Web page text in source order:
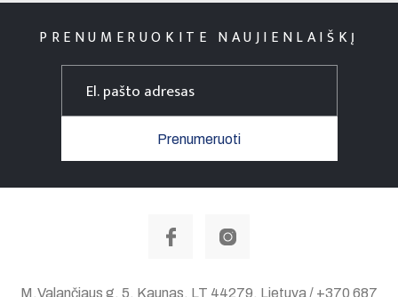
PRENUMERUOKITE NAUJIENLAIŠKĮ
Prenumeruoti
M.Valančiaus g. 5, Kaunas, LT 44279, Lietuva / +370 687